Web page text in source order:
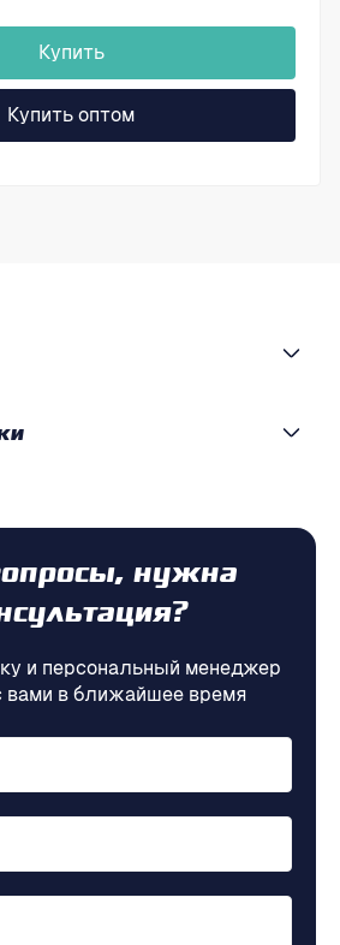
Купить
Купить оптом
нужна
и персональный менеджер
вами в ближайшее время